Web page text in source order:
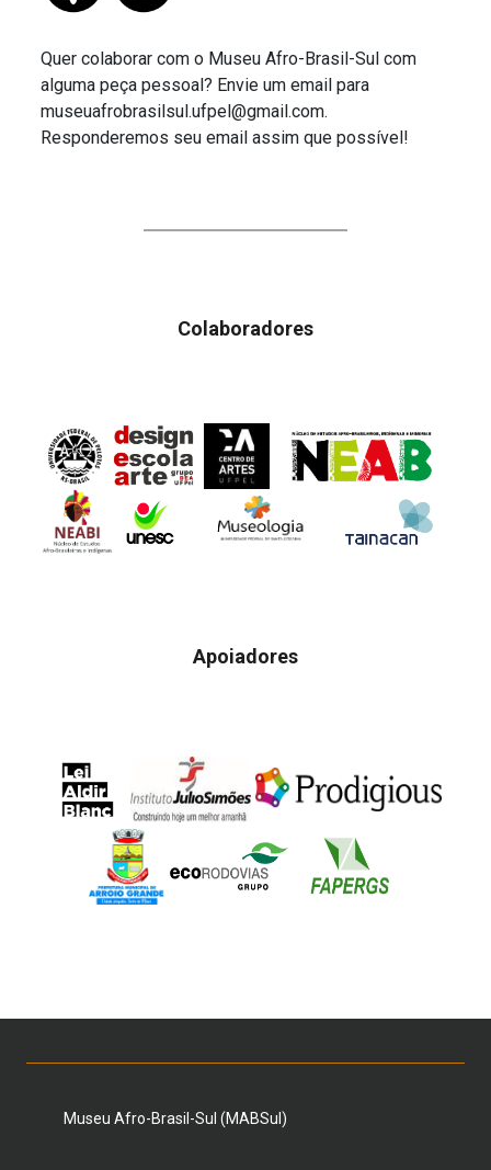
Quer colaborar com o Museu Afro-Brasil-Sul com
alguma peça pessoal? Envie um email para
museuafrobrasilsul.ufpel@gmail.com.
Responderemos seu email assim que possível!
Colaboradores
Apoiadores
Museu Afro-Brasil-Sul (MABSul)